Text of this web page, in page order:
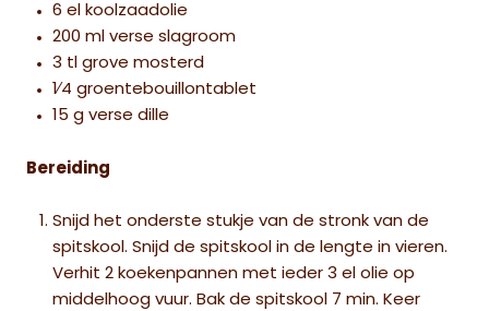
6 el koolzaadolie
200 ml verse slagroom
3 tl grove mosterd
1⁄4 groentebouillontablet
15 g verse dille
Bereiding
Snijd het onderste stukje van de stronk van de
spitskool. Snijd de spitskool in de lengte in vieren.
Verhit 2 koekenpannen met ieder 3 el olie op
middelhoog vuur. Bak de spitskool 7 min. Keer